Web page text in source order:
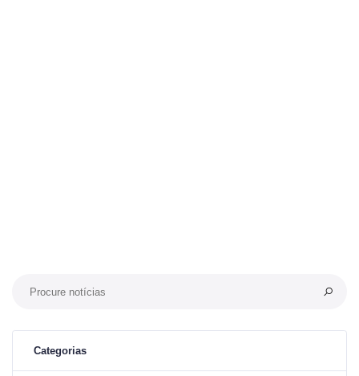
Categorias